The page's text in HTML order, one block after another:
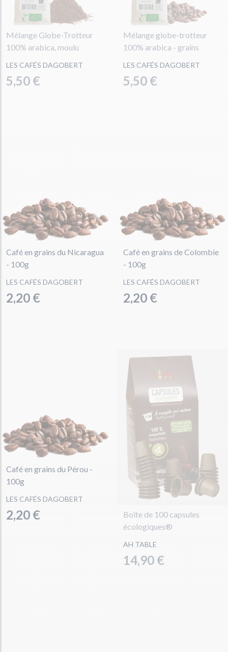
Mélange Globe-Trotteur
100% arabica, moulu
LES CAFÉS DAGOBERT
5,50 €
Mélange globe-trotteur
100% arabica - grains
LES CAFÉS DAGOBERT
5,50 €
Café en grains du Nicaragua
- 100g
LES CAFÉS DAGOBERT
2,20 €
Café en grains de Colombie
- 100g
LES CAFÉS DAGOBERT
2,20 €
Café en grains du Pérou -
100g
LES CAFÉS DAGOBERT
2,20 €
Boîte de 100 capsules
écologiques®
AH TABLE
14,90 €